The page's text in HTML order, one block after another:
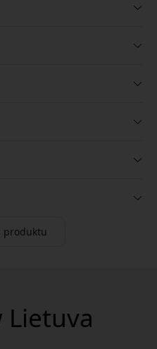
produktu
Lietuva